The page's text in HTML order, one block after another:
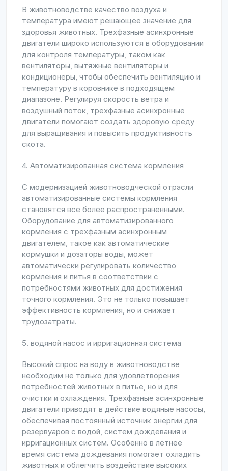
В животноводстве качество воздуха и
температура имеют решающее значение для
здоровья животных. Трехфазные асинхронные
двигатели широко используются в оборудовании
для контроля температуры, таком как
вентиляторы, вытяжные вентиляторы и
кондиционеры, чтобы обеспечить вентиляцию и
температуру в коровнике в подходящем
диапазоне. Регулируя скорость ветра и
воздушный поток, трехфазные асинхронные
двигатели помогают создать здоровую среду
для выращивания и повысить продуктивность
скота.
4. Автоматизированная система кормления
С модернизацией животноводческой отрасли
автоматизированные системы кормления
становятся все более распространенными.
Оборудование для автоматизированного
кормления с трехфазным асинхронным
двигателем, такое как автоматические
кормушки и дозаторы воды, может
автоматически регулировать количество
кормления и питья в соответствии с
потребностями животных для достижения
точного кормления. Это не только повышает
эффективность кормления, но и снижает
трудозатраты.
5. водяной насос и ирригационная система
Высокий спрос на воду в животноводстве
необходим не только для удовлетворения
потребностей животных в питье, но и для
очистки и охлаждения. Трехфазные асинхронные
двигатели приводят в действие водяные насосы,
обеспечивая постоянный источник энергии для
резервуаров с водой, систем дождевания и
ирригационных систем. Особенно в летнее
время система дождевания помогает охладить
животных и облегчить воздействие высоких